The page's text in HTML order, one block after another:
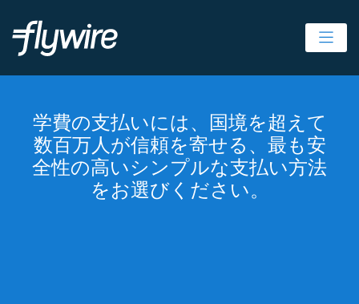
学費の支払いには、国境を超えて
数百万人が信頼を寄せる、最も安
全性の高いシンプルな支払い方法
をお選びください。